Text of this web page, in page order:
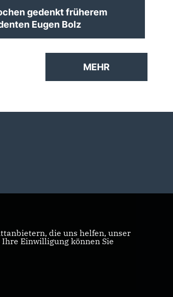
gedenkt früherem
Eugen Bolz
MEHR
die uns helfen, unser
Einwilligung können Sie